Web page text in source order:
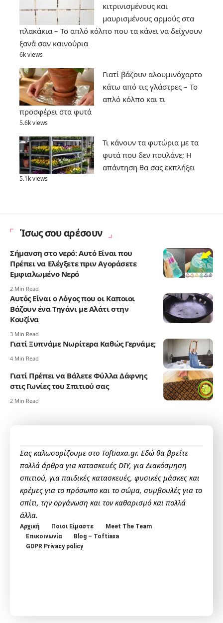
κιτρινισμένους και
μαυρισμένους αρμούς στα
πλακάκια – Το απλό κόλπο που τα κάνει να δείχνουν
ξανά σαν καινούρια
6k views
Γιατί βάζουν αλουμινόχαρτο
κάτω από τις γλάστρες – Το
απλό κόλπο και τι
προσφέρει στα φυτά
5.6k views
Τι κάνουν τα φυτώρια με τα
φυτά που δεν πουλάνε; Η
απάντηση θα σας εκπλήξει
5.1k views
Ίσως σου αρέσουν
Σήμανση στο νερό: Αυτό Είναι που
Πρέπει να Ελέγξετε πριν Αγοράσετε
Εμφιαλωμένο Νερό
2 Min Read
Αυτός Είναι ο Λόγος που οι Καποιοι
Βάζουν ένα Τηγάνι με Αλάτι στην
Κουζίνα
3 Min Read
Γιατί Ξυπνάμε Νωρίτερα Καθώς Γερνάμε;
4 Min Read
Γιατί Πρέπει να Βάλετε Φύλλα Δάφνης
στις Γωνίες του Σπιτιού σας
2 Min Read
Σας καλωσορίζουμε στο Toftiaxa.gr. Εδώ θα βρείτε
πολλά άρθρα για κατασκευές DIY, για Διακόσμηση
σπιτιού, για παιδικές κατασκευές, φυσικές μάσκες και
κρέμες για το πρόσωπο και το σώμα, συμβουλές για το
σπίτι, την οργάνωση και τον καθαρισμό και πολλά
άλλα.
Αρχική Ποιοι Είμαστε
Meet The Team
Επικοινωνία
Blog – Toftiaxa
GDPR Privacy policy